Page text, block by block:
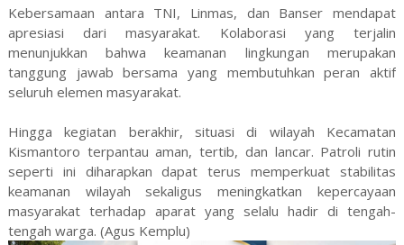
Kebersamaan antara TNI, Linmas, dan Banser mendapat
apresiasi dari masyarakat. Kolaborasi yang terjalin
menunjukkan bahwa keamanan lingkungan merupakan
tanggung jawab bersama yang membutuhkan peran aktif
seluruh elemen masyarakat.
Hingga kegiatan berakhir, situasi di wilayah Kecamatan
Kismantoro terpantau aman, tertib, dan lancar. Patroli rutin
seperti ini diharapkan dapat terus memperkuat stabilitas
keamanan wilayah sekaligus meningkatkan kepercayaan
masyarakat terhadap aparat yang selalu hadir di tengah-
tengah warga. (Agus Kemplu)